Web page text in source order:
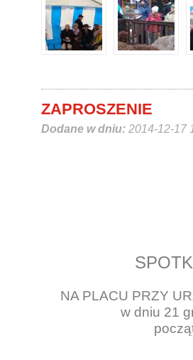
ZAPROSZENIE
Dodane w dniu: 2014-12-17
NA PLACU PRZY
w dniu 21